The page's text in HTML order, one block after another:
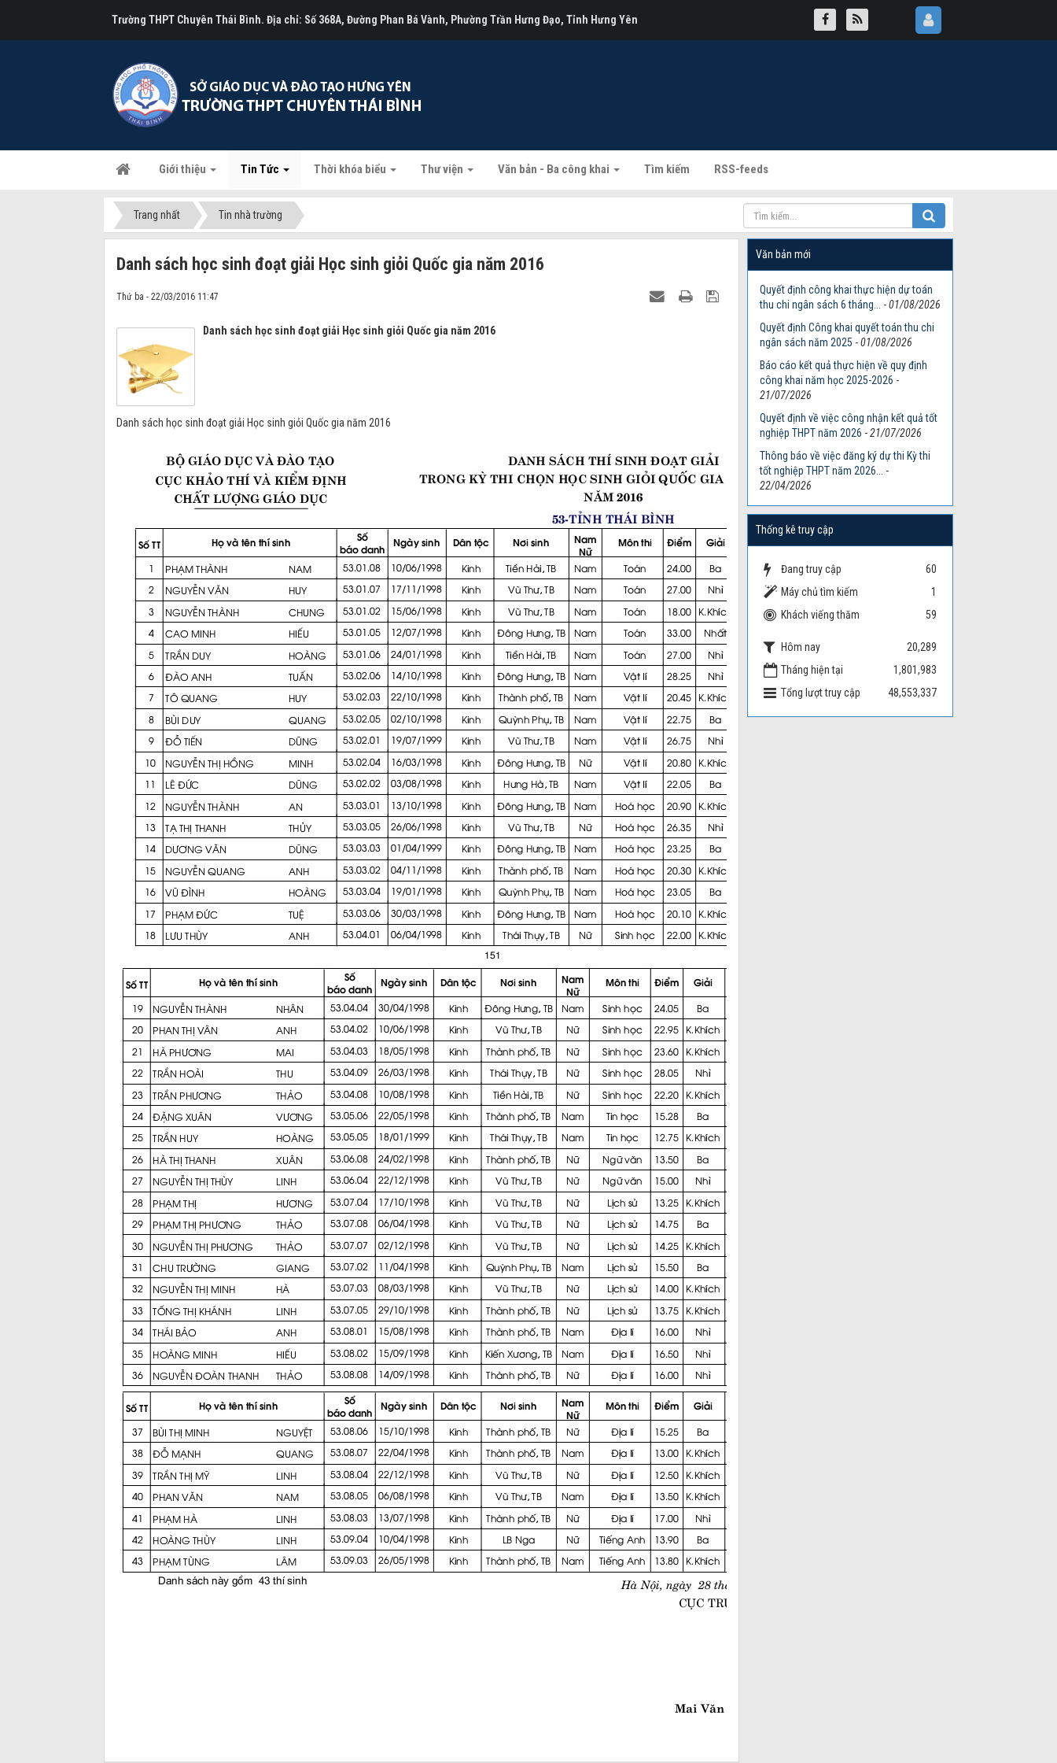
Giới thiệu Tin Tức Thời khóa biểu Thư viện Văn bản - Ba công khai Tìm kiếm RSS-feeds
Trường THPT Chuyên Thái Bình. Địa chỉ: Số 368A, Đường Phan Bá Vành, Phường Trần Hưng Đạo, Tỉnh Hưng Yên
Trang nhất Tin nhà trường
Danh sách học sinh đoạt giải Học sinh giỏi Quốc gia năm 2016
Thứ ba - 22/03/2016 11:47
Danh sách học sinh đoạt giải Học sinh giỏi Quốc gia năm 2016
Danh sách học sinh đoạt giải Học sinh giỏi Quốc gia năm 2016
Văn bản mới
Quyết định công khai thực hiện dự toán
thu chi ngân sách 6 tháng...
-01/08/2026
Quyết định Công khai quyết toán thu chi
ngân sách năm 2025 -01/08/2026
Báo cáo kết quả thực hiện về quy định
công khai năm học 2025-2026 -
21/07/2026
Quyết định về việc công nhận kết quả tốt
nghiệp THPT năm 2026 -21/07/2026
Thông báo về việc đăng ký dự thi Kỳ thi
tốt nghiệp THPT năm 2026...
-
22/04/2026
Thống kê truy cập
Đang truy cập
60
Máy chủ tìm kiếm
1
Khách viếng thăm
59
Hôm nay
20,289
Tháng hiện tại
1,801,983
Tổng lượt truy cập
48,553,337